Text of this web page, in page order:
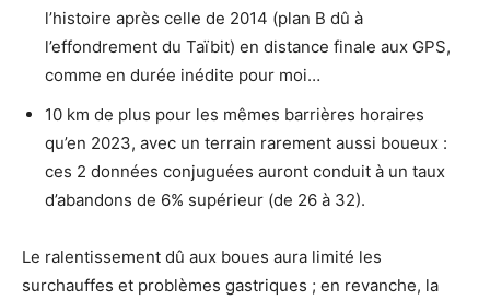
l’histoire après celle de 2014 (plan B dû à
l’effondrement du Taïbit) en distance finale aux GPS,
comme en durée inédite pour moi…
10 km de plus pour les mêmes barrières horaires
qu’en 2023, avec un terrain rarement aussi boueux :
ces 2 données conjuguées auront conduit à un taux
d’abandons de 6% supérieur (de 26 à 32).
Le ralentissement dû aux boues aura limité les
surchauffes et problèmes gastriques ; en revanche, la